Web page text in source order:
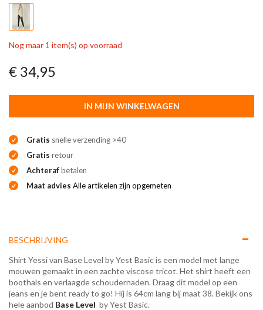
Nog maar 1 item(s) op voorraad
€ 34,95
IN MIJN WINKELWAGEN
Gratis snelle verzending >40
Gratis retour
Achterafbetalen
Maat advies Alle artikelen zijn opgemeten
BESCHRIJVING
Shirt Yessi van Base Level by Yest Basic is een model met lange
mouwen gemaakt in een zachte viscose tricot. Het shirt heeft een
boothals en verlaagde schoudernaden. Draag dit model op een
jeans en je bent ready to go! Hij is 64cm lang bij maat 38. Bekijk ons
hele aanbod Base Level by Yest Basic.